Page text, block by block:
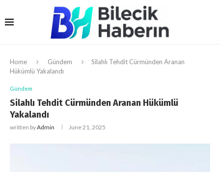
Home Gündem
Silahlı Tehdit Cürmünden Aranan
Hükümlü Yakalandı
Gündem
Silahlı Tehdit Cürmünden Aranan Hükümlü
Yakalandı
written byAdmin June 21, 2025